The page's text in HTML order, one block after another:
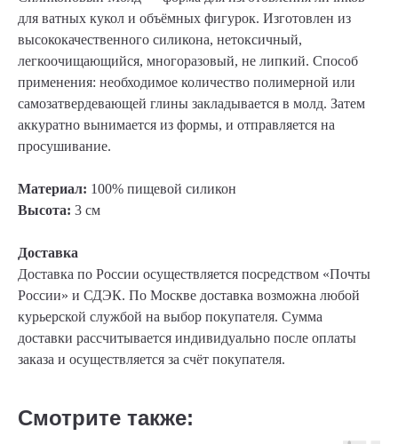
для ватных кукол и объёмных фигурок. Изготовлен из
высококачественного силикона, нетоксичный,
легкоочищающийся, многоразовый, не липкий. Способ
применения: необходимое количество полимерной или
самозатвердевающей глины закладывается в молд. Затем
аккуратно вынимается из формы, и отправляется на
просушивание.
Материал: 100% пищевой силикон
Высота: 3 см
Доставка
Доставка по России осуществляется посредством «Почты
России» и СДЭК. По Москве доставка возможна любой
курьерской службой на выбор покупателя. Сумма
доставки рассчитывается индивидуально после оплаты
заказа и осуществляется за счёт покупателя.
Смотрите также: